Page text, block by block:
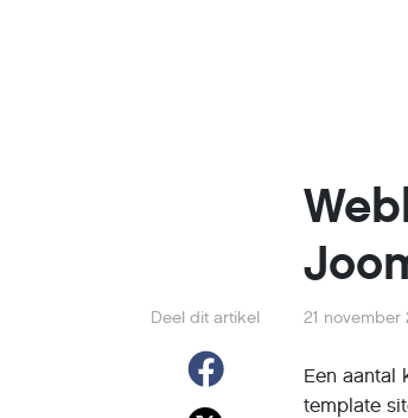
Deel dit artikel 21 november
Een aantal
template